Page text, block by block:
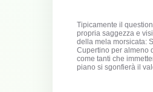
Tipicamente il
propria saggezza e
della mela morsicata:
Cupertino per almeno
come tanti che
piano si sgonfierà il